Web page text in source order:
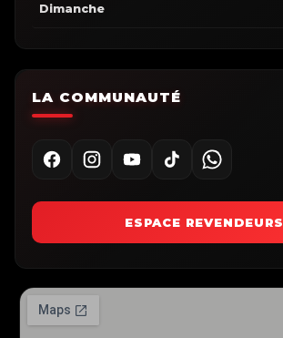
Dimanche
LA COMMUNAUTÉ
ESPACE REVENDEURS